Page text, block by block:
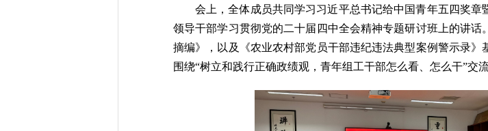
会上，全体成员共同学习习近平总书记给中国青年五四奖
领导干部学习贯彻党的二十届四中全会精神专题研讨班上的讲
摘编》，以及《农业农村部党员干部违纪违法典型案例警示录》
围绕“树立和践行正确政绩观，青年组工干部怎么看、怎么干”交流